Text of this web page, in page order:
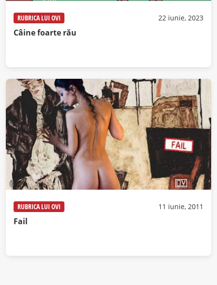
RUBRICA LUI OVI 22 iunie, 2023
Câine foarte rău
RUBRICA LUI OVI 11 iunie, 2011
Fail